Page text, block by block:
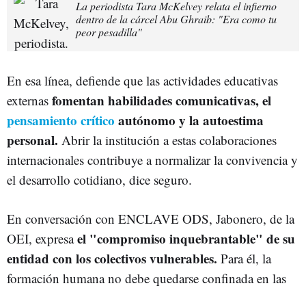
La periodista Tara McKelvey relata el infierno
dentro de la cárcel Abu Ghraib: "Era como tu
peor pesadilla"
En esa línea, defiende que las actividades educativas
externas fomentan habilidades comunicativas, el
pensamiento crítico autónomo y la autoestima
personal. Abrir la institución a estas colaboraciones
internacionales contribuye a normalizar la convivencia y
el desarrollo cotidiano, dice seguro.
En conversación con ENCLAVE ODS, Jabonero, de la
OEI, expresael "compromiso inquebrantable" de su
entidad con los colectivos vulnerables. Para él, la
formación humana no debe quedarse confinada en las